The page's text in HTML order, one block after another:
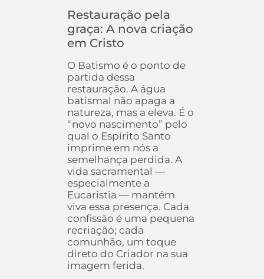
Restauração pela
graça: A nova criação
em Cristo
O Batismo é o ponto de
partida dessa
restauração. A água
batismal não apaga a
natureza, mas a eleva. É o
“novo nascimento” pelo
qual o Espírito Santo
imprime em nós a
semelhança perdida. A
vida sacramental —
especialmente a
Eucaristia — mantém
viva essa presença. Cada
confissão é uma pequena
recriação; cada
comunhão, um toque
direto do Criador na sua
imagem ferida.